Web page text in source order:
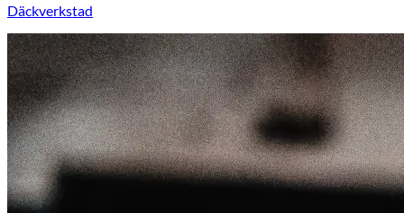
Däckverkstad